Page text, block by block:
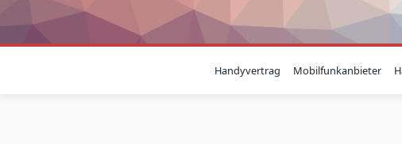
Handyvertrag Mobilfunkanbieter